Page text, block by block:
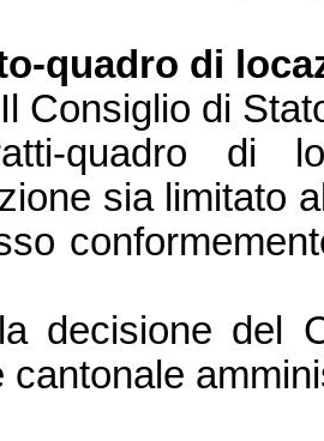
quadro di
Il Consiglio di
quadro di
sia limitato
decisione del
cantonale